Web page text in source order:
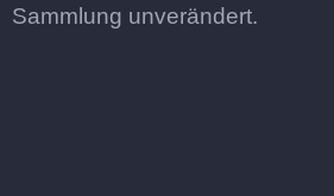
Sammlung unverändert.